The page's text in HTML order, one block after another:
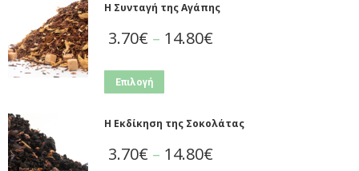
Η Συνταγή της Αγάπης
3.70€ – 14.80€
Επιλογή
Η Εκδίκηση της Σοκολάτας
3.70€ – 14.80€